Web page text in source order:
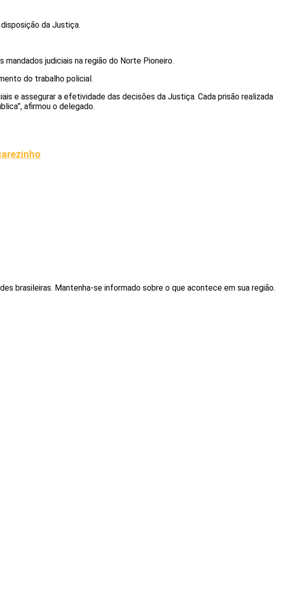
da Justiça.
judiciais na região do Norte Pioneiro.
do trabalho policial.
e assegurar a efetividade das decisões da Justiça. Cada prisão realizada
afirmou o delegado.
brasileiras. Mantenha-se informado sobre o que acontece em sua região.